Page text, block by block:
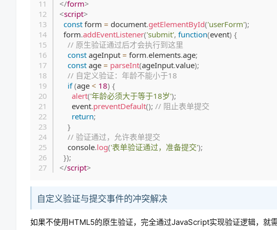
</form>
<script>
const form = document.getElementById('userForm');
  form
.addEventListener('submit', function(event) {
// 原生验证通过后才会执行到这里
const ageInput = form.elements.age;
const age = parseInt(ageInput.value);
// 自定义验证：年龄不能小于18
if (age < 18) {
alert('年龄必须大于等于18岁');
      event
.preventDefault(); // 阻止表单提交
return;
}
// 验证通过，允许表单提交
    console
.log('表单验证通过，准备提交');
});
</script>
自定义验证与提交事件的冲突解决
如果不使用HTML5的原生验证，完全通过JavaScript实现验证逻辑，就